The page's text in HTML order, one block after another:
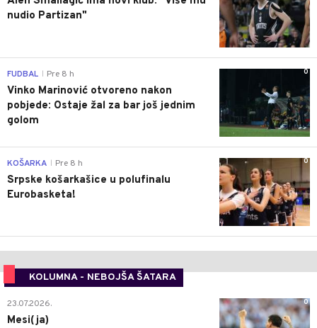
nudio Partizan"
0
FUDBAL Pre 8 h
Vinko Marinović otvoreno nakon
pobjede: Ostaje žal za bar još jednim
golom
0
KOŠARKA Pre 8 h
Srpske košarkašice u polufinalu
Eurobasketa!
KOLUMNA - NEBOJŠA ŠATARA
0
23.07.2026.
Mesi(ja)